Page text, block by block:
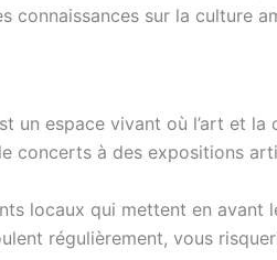
sur la culture
un espace vivant où l’art et
concerts à des expositions
locaux qui mettent en avant
régulièrement, vous